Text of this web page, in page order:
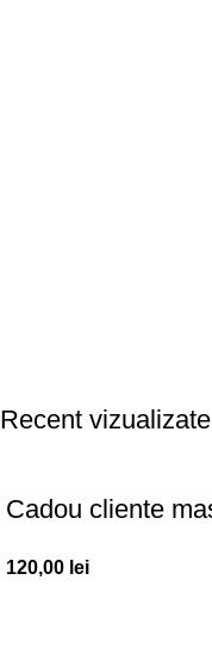
Recent vizualizate
Cadou cliente
– CC001
120,00 lei